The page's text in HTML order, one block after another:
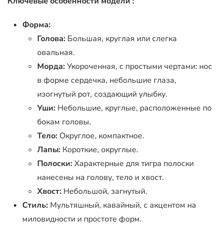
Форма:
Голова: Большая, круглая или слегка
овальная.
Морда:Укороченная, с простыми чертами: нос
в форме сердечка, небольшие глаза,
изогнутый рот, создающий улыбку.
Уши: Небольшие, круглые, расположенные по
бокам головы.
Тело: Округлое, компактное.
Лапы: Короткие, округлые.
Полоски:Характерные для тигра полоски
нанесены на голову, тело и хвост.
Хвост: Небольшой, загнутый.
Стиль: Мультяшный, кавайный, с акцентом на
миловидности и простоте форм.